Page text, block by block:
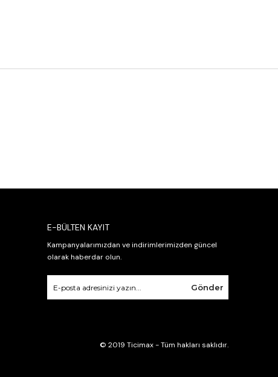
E-BÜLTEN KAYIT
Kampanyalarımızdan ve indirimlerimizden güncel
olarak haberdar olun.
Gönder
© 2019 Ticimax - Tüm hakları saklıdır.